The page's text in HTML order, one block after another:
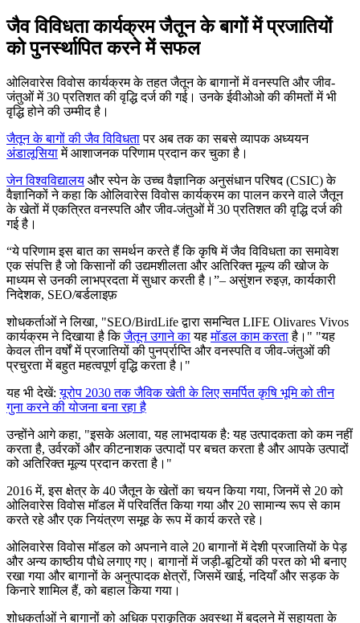
जैव विविधता कार्यक्रम जैतून के बागों में प्रजातियों
को पुनर्स्थापित करने में सफल
ओलिवारेस विवोस कार्यक्रम के तहत जैतून के बागानों में वनस्पति और जीव-
जंतुओं में 30 प्रतिशत की वृद्धि दर्ज की गई। उनके ईवीओओ की कीमतों में भी
वृद्धि होने की उम्मीद है।
जैतून के बागों की जैव विविधतापर अब तक का सबसे व्यापक अध्ययन
अंडालूसियामें आशाजनक परिणाम प्रदान कर चुका है।
जेन विश्वविद्यालय और स्पेन के उच्च वैज्ञानिक अनुसंधान परिषद (CSIC) के
वैज्ञानिकों ने कहा कि ओलिवारेस विवोस कार्यक्रम का पालन करने वाले जैतून
के खेतों में एकत्रित वनस्पति और जीव-जंतुओं में 30 प्रतिशत की वृद्धि दर्ज की
गई है।
ये परिणाम इस बात का समर्थन करते हैं कि कृषि में जैव विविधता का समावेश
एक संपत्ति है जो किसानों की उद्यमशीलता और अतिरिक्त मूल्य की खोज के
माध्यम से उनकी लाभप्रदता में सुधार करती है।
– असुंशन रुइज़, कार्यकारी
निदेशक, SEO/बर्डलाइफ़
शोधकर्ताओं ने लिखा, "SEO/BirdLife द्वारा समन्वित LIFE Olivares Vivos
कार्यक्रम ने दिखाया है किजैतून उगाने कायहमॉडल काम करताहै।" "यह
केवल तीन वर्षों में प्रजातियों की पुनर्प्राप्ति और वनस्पति व जीव-जंतुओं की
प्रचुरता में बहुत महत्वपूर्ण वृद्धि करता है।"
यह भी देखें: यूरोप 2030 तक जैविक खेती के लिए समर्पित कृषि भूमि को तीन
गुना करने की योजना बना रहा है
उन्होंने आगे कहा, "इसके अलावा, यह लाभदायक है: यह उत्पादकता को कम नहीं
करता है, उर्वरकों और कीटनाशक उत्पादों पर बचत करता है और आपके उत्पादों
को अतिरिक्त मूल्य प्रदान करता है।"
2016 में, इस क्षेत्र के 40 जैतून के खेतों का चयन किया गया, जिनमें से 20 को
ओलिवारेस विवोस मॉडल में परिवर्तित किया गया और 20 सामान्य रूप से काम
करते रहे और एक नियंत्रण समूह के रूप में कार्य करते रहे।
ओलिवारेस विवोस मॉडल को अपनाने वाले 20 बागानों में देशी प्रजातियों के पेड़
और अन्य काष्ठीय पौधे लगाए गए। बागानों में जड़ी-बूटियों की परत को भी बनाए
रखा गया और बागानों के अनुत्पादक क्षेत्रों, जिसमें खाई, नदियाँ और सड़क के
किनारे शामिल हैं, को बहाल किया गया।
शोधकर्ताओं ने बागानों को अधिक प्राकृतिक अवस्था में बदलने में सहायता के